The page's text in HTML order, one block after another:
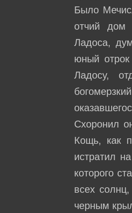
Было
отчий дом
Ладоса,
юный
Ладосу,
Схоронил
Кощь, как
истратил
которого
всех
черным